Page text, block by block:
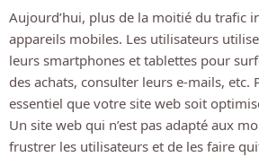
Aujourd’hui, plus de la moitié du trafic
appareils mobiles. Les utilisateurs
leurs smartphones et tablettes pour
des achats, consulter leurs e-mails, etc.
essentiel que votre site web soit
Un site web qui n’est pas adapté aux
frustrer les utilisateurs et de les faire